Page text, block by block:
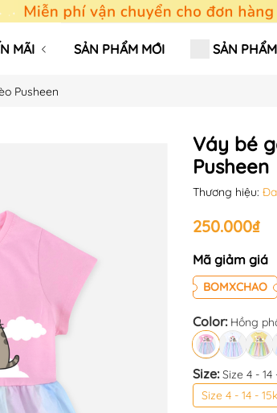
MÃI SẢN PHẨM MỚI SẢN PHẨM
Pusheen
Váy bé
Pusheen
Thương hiệu:
250.000₫
Mã giảm giá
BOMXCHAO
Color: Hồng
Size:Size 4 - 14
Size 4 - 14 -